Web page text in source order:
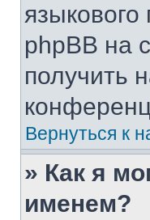
phpBB на
получить
Вернуться к
» Как я
именем?